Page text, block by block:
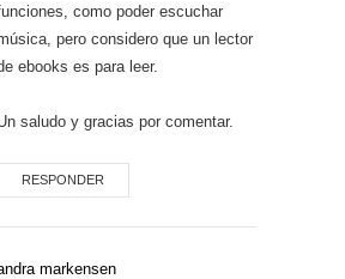
como poder escuchar
pero considero que un lector
ebooks es para leer.
saludo y gracias por comentar.
RESPONDER
markensen